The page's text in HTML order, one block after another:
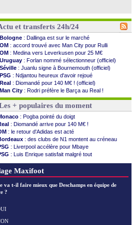
et transferts 24h/24
Bologne : Dallinga est sur le marché
OM : accord trouvé avec Man City pour Rulli
OM : Medina vers Leverkusen pour 25 M€
Uruguay : Forlan nommé sélectionneur (officiel)
Séville : Juanlu signe à Bournemouth (officiel)
PSG : Ndjantou heureux d'avoir rejoué
Real : Diomandé pour 140 M€ ! (officiel)
Man City : Rodri préfère le Barça au Real !
Rennes: Aït Boudlal veut rejoindre Fulham
Aston Villa: Liverpool cible aussi Konsa
OM: une approche pour Diatta
Le Havre : Diaw va signer à Lille
Trabzonspor: Salah a signé ! (officiel)
Bordeaux: les mots de Mavuba
FIFA: Al-Khelaïfi président ? Tebas dit non
Fenerbahçe: Greenwood savoure son premier ...
Bordeaux: Mavuba n'est plus l'entraîneur (off.)
Southampton: D. Traoré prêté au Mans (officiel)
: un accueil impressionnant pour Salah !
+ populaires du moment
: Pogba pointé du doigt
: Diomandé arrive pour 140 M€ !
: le retour d'Adidas est acté
: des clubs de N1 montent au créneau
: Liverpool accélère pour Mbaye
: Luis Enrique satisfait malgré tout
: Fonseca prend cher sur les réseaux
Maxifoot
va t-il faire mieux que Deschamps en équipe de
?